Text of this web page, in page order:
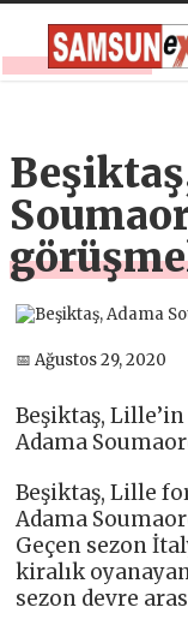
📅 Ağustos 29, 2020
Beşiktaş,
Adama
Beşiktaş, Lille
Adama
Geçen sezon
kiralık
sezon devre